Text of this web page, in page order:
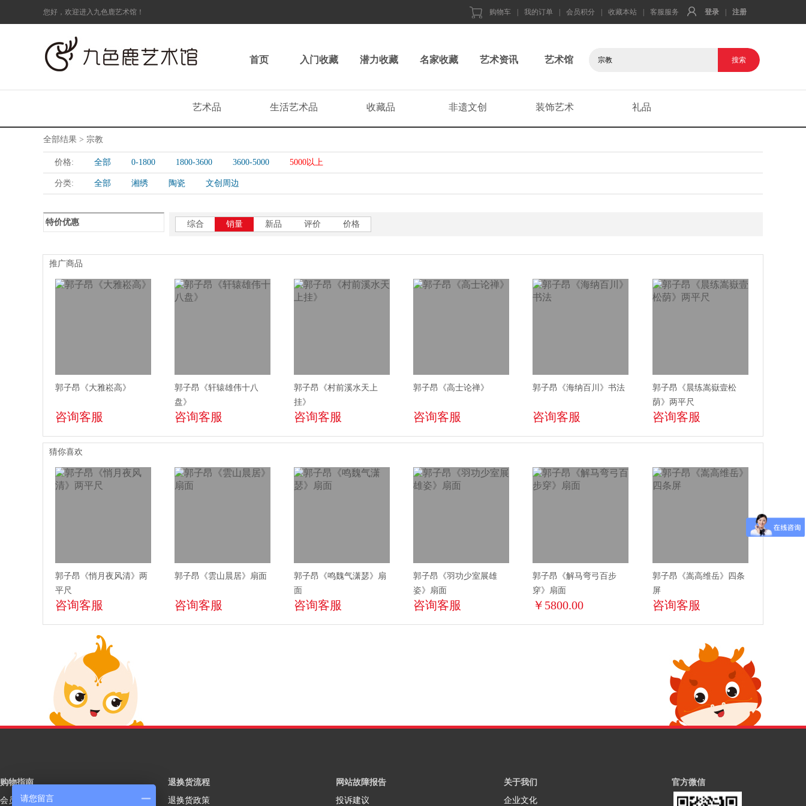
您好，欢迎进入九色鹿艺术馆！ 购物车 我的订单 会员积分 收藏本站 客服服务 登录 注册
首页 入门收藏 潜力收藏 名家收藏 艺术资讯 艺术馆
艺术品 生活艺术品 收藏品 非遗文创 装饰艺术 礼品
全部结果 > 宗教
价格: 全部 0-1800 1800-3600 3600-5000 5000以上
分类: 全部 湘绣 陶瓷 文创周边
特价优惠 综合 销量 新品 评价 价格
推广商品
郭子昂《大雅崧高》
咨询客服
郭子昂《轩辕雄伟十八
盘》
咨询客服
郭子昂《村前溪水天上
挂》
咨询客服
郭子昂《高士论禅》
咨询客服
郭子昂《海纳百川》书法
咨询客服
郭子昂《晨练嵩嶽壹松
荫》两平尺
咨询客服
猜你喜欢
郭子昂《悄月夜风清》两
平尺
咨询客服
郭子昂《雲山晨居》扇面
咨询客服
郭子昂《鸣魏气潇瑟》扇
面
咨询客服
郭子昂《羽功少室展雄
姿》扇面
咨询客服
郭子昂《解马弯弓百步
穿》扇面
￥5800.00
郭子昂《嵩高维岳》四条
屏
咨询客服
购物指南
会员注册
退换货流程
退换货政策
网站故障报告
投诉建议
关于我们
企业文化
官方微信
请您留言